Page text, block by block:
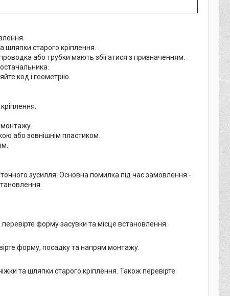
шляпки старого кріплення.
або трубки мають збігатися з призначенням.
код і геометрію.
монтажу.
або зовнішнім пластиком.
зусилля. Основна помилка під час замовлення -
форму засувки та місце встановлення.
форму, посадку та напрям монтажу.
та шляпки старого кріплення. Також перевірте